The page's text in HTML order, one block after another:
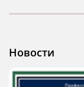
Новости